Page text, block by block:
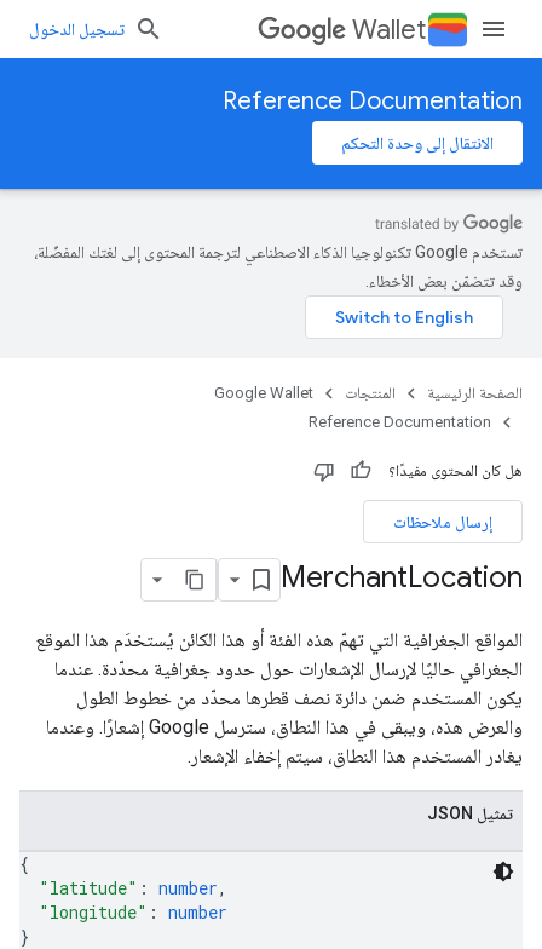
Wallet تسجيل الدخول
Reference Documentation
الانتقال إلى وحدة التحكم
تستخدم Google تكنولوجيا الذكاء الاصطناعي لترجمة المحتوى إلى لغتك المفضّلة،
وقد تتضمّن بعض الأخطاء.
الصفحة الرئيسية المنتجات
Google Wallet
Reference Documentation
هل كان المحتوى مفيدًا؟
إرسال ملاحظات
MerchantLocation
المواقع الجغرافية التي تهمّ هذه الفئة أو هذا الكائن يُستخدَم هذا الموقع
الجغرافي حاليًا لإرسال الإشعارات حول حدود جغرافية محدّدة. عندما
يكون المستخدم ضمن دائرة نصف قطرها محدّد من خطوط الطول
والعرض هذه، ويبقى في هذا النطاق، سترسل Google إشعارًا. وعندما
يغادر المستخدم هذا النطاق، سيتم إخفاء الإشعار.
تمثيل JSON
{
"latitude" : number,
"longitude" : number
}